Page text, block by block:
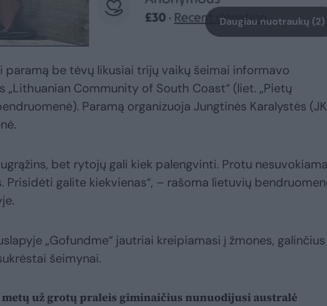
Daugiau nuotraukų (2)
paramą be tėvų likusiai trijų vaikų šeimai informavo
„Lithuanian Community of South Coast“ (liet. „Pietų
Paramą organizuoja Jungtinės Karalystės
bet rytojų gali kiek palengvinti. Protu
Prisidėti galite kiekvienas“, – rašoma lietuvių
„Gofundme“ jautriai kreipiamasi į žmones, galinčius
šeimynai.
už grotų praleis giminaičius nunuodijusi australė